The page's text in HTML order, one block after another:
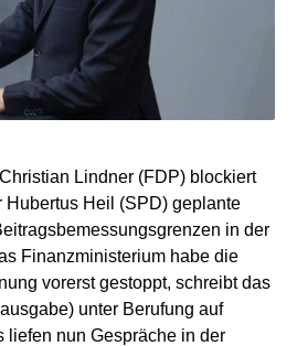
Lindner (FDP) blockiert
Hubertus Heil (SPD) geplante
in der
Finanzministerium habe die
vorerst gestoppt, schreibt das
unter Berufung auf
liefen nun Gespräche in der